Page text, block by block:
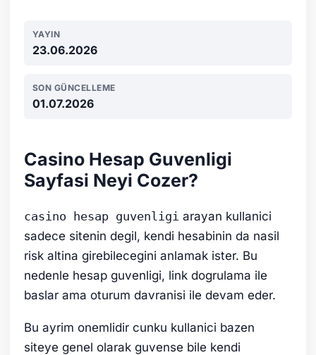
YAYIN
23.06.2026
SON GÜNCELLEME
01.07.2026
Casino Hesap Guvenligi
Sayfasi Neyi Cozer?
casino hesap guvenligi arayan kullanici
sadece sitenin degil, kendi hesabinin da nasil
risk altina girebilecegini anlamak ister. Bu
nedenle hesap guvenligi, link dogrulama ile
baslar ama oturum davranisi ile devam eder.
Bu ayrim onemlidir cunku kullanici bazen
siteye genel olarak guvense bile kendi